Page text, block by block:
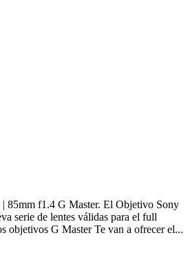
G Master | Club Foto Nauta S.L.
85mm f1.4 G Master. El Objetivo Sony
serie de lentes válidas para el full
objetivos G Master Te van a ofrecer el...